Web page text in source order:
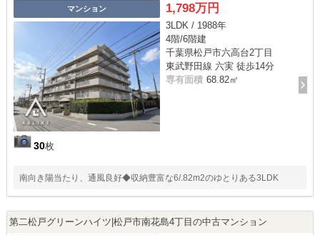
マンション
30枚
1,798万円
3LDK / 1988年
4階/6階建
千葉県松戸市六高台2丁目
東武野田線 六実 徒歩14分
専有面積 68.82㎡
南向き陽当たり、通風良好◆収納豊富な6/.82m2のゆとりある3LDK
第二松戸グリーンハイツ|松戸市南花島4丁目の中古マンション